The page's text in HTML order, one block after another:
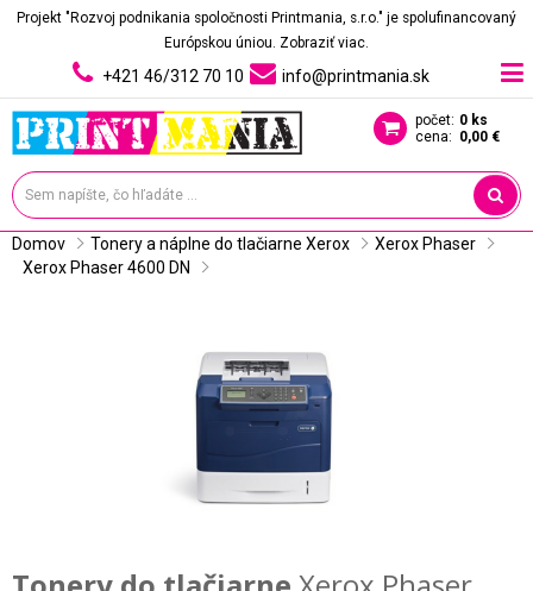
Projekt "Rozvoj podnikania spoločnosti Printmania, s.r.o." je spolufinancovaný
Európskou úniou. Zobraziť viac.
+421 46/312 70 10 info@printmania.sk
počet: 0 ks
cena: 0,00 €
Domov Tonery a náplne do tlačiarne Xerox
Xerox Phaser
Xerox Phaser 4600 DN